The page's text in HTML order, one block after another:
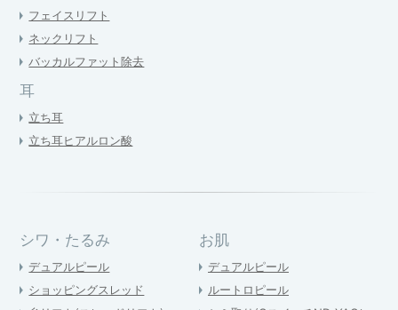
フェイスリフト
ネックリフト
バッカルファット除去
耳
立ち耳
立ち耳ヒアルロン酸
シワ・たるみ
デュアルピール
ショッピングスレッド
お肌
デュアルピール
ルートロピール